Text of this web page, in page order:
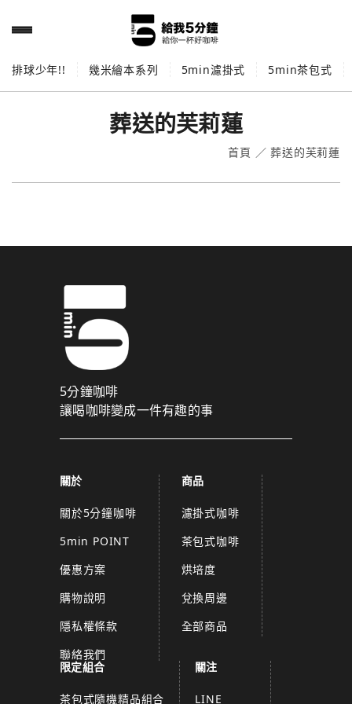
排球少年!! 幾米繪本系列 5min濾掛式 5min茶包式
葬送的芙莉蓮
首頁 ／葬送的芙莉蓮
5分鐘咖啡
讓喝咖啡變成一件有趣的事
關於
關於5分鐘咖啡
5min POINT
優惠方案
購物說明
隱私權條款
聯絡我們
商品
濾掛式咖啡
茶包式咖啡
烘培度
兌換周邊
全部商品
限定組合
茶包式隨機精品組合
關注
LINE